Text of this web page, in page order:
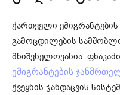
ქართველი
გამოცდილების
მნიშვნელოვანია.
ემიგრანტების
ქვეყნის ჯანდაცვის